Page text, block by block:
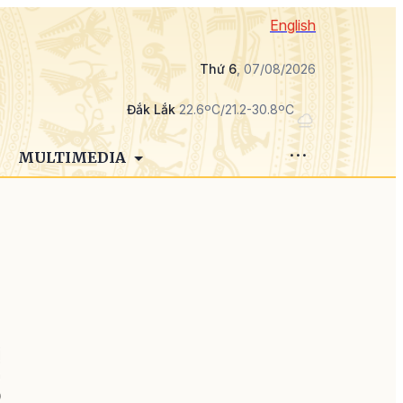
English
Thứ 6, 07/08/2026
Đắk Lắk22.6ºC/21.2-30.8ºC
MULTIMEDIA